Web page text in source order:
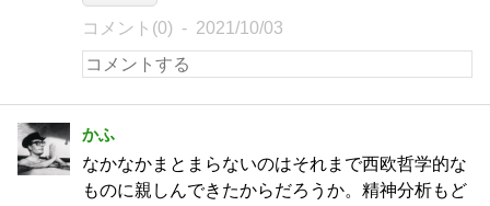
コメント(0) 2021/10/03
かふ
なかなかまとまらないのはそれまで西欧哲学的な
ものに親しんできたからだろうか。精神分析もど